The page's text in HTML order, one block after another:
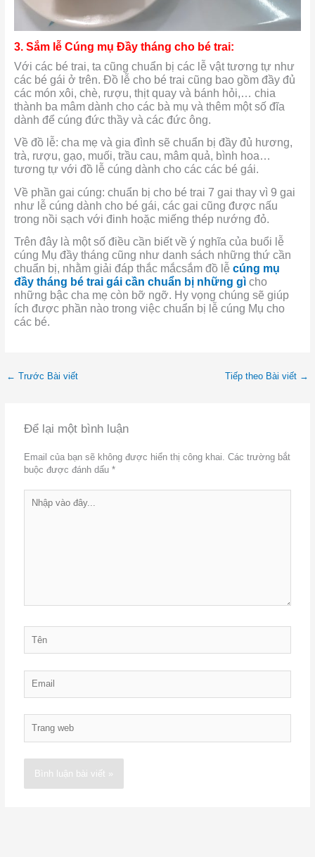
3. Sắm lễ Cúng mụ Đầy tháng cho bé trai:
Với các bé trai, ta cũng chuẩn bị các lễ vật tương tự như
các bé gái ở trên. Đồ lễ cho bé trai cũng bao gồm đầy đủ
các món xôi, chè, rượu, thịt quay và bánh hỏi,… chia
thành ba mâm dành cho các bà mụ và thêm một số đĩa
dành để cúng đức thầy và các đức ông.
Về đồ lễ: cha mẹ và gia đình sẽ chuẩn bị đầy đủ hương,
trà, rượu, gạo, muối, trầu cau, mâm quả, bình hoa…
tương tự với đồ lễ cúng dành cho các các bé gái.
Về phần gai cúng: chuẩn bị cho bé trai 7 gai thay vì 9 gai
như lễ cúng dành cho bé gái, các gai cũng được nấu
trong nồi sạch với đinh hoặc miếng thép nướng đỏ.
Trên đây là một số điều cần biết về ý nghĩa của buổi lễ
cúng Mụ đầy tháng cũng như danh sách những thứ cần
chuẩn bị, nhằm giải đáp thắc mắcsắm đồ lễ cúng mụ
đầy tháng bé trai gái cần chuẩn bị những gìcho
những bậc cha mẹ còn bỡ ngỡ. Hy vọng chúng sẽ giúp
ích được phần nào trong việc chuẩn bị lễ cúng Mụ cho
các bé.
← Trước Bài viết Tiếp theo Bài viết →
Để lại một bình luận
Email của bạn sẽ không được hiển thị công khai.
Các trường bắt
buộc được đánh dấu*
vào
web